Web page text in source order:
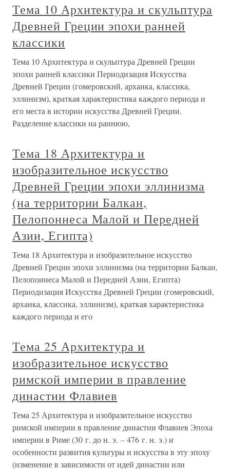
Тема 10 Архитектура и скульптура
Древней Греции эпохи ранней
классики
Тема 10 Архитектура и скульптура Древней Греции
эпохи ранней классики Периодизация Искусства
Древней Греции (гомеровский, архаика, классика,
эллинизм), краткая характеристика каждого периода и
его места в истории искусства Древней Греции.
Разделение классики на раннюю,
Тема 18 Архитектура и
изобразительное искусство
Древней Греции эпохи эллинизма
(на территории Балкан,
Пелопоннеса Малой и Передней
Азии, Египта)
Тема 18 Архитектура и изобразительное искусство
Древней Греции эпохи эллинизма (на территории Балкан,
Пелопоннеса Малой и Передней Азии, Египта)
Периодизация Искусства Древней Греции (гомеровский,
архаика, классика, эллинизм), краткая характеристика
каждого периода и его
Тема 25 Архитектура и
изобразительное искусство
римской империи в правление
династии Флавиев
Тема 25 Архитектура и изобразительное искусство
римской империи в правление династии Флавиев Эпоха
империи в Риме (30 г. до н. э. – 476 г. н. э.) и
особенности развития культуры и искусства в эту эпоху
(изменение в зависимости от идей династии или